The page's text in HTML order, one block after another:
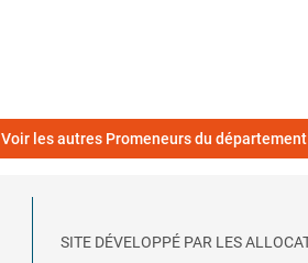
Voir les autres Promeneurs du département
SITE DÉVELOPPÉ PAR LES